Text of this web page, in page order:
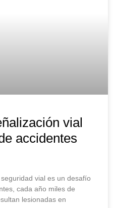
vial
accidentes
vial es un desafío
cada año miles de
lesionadas en